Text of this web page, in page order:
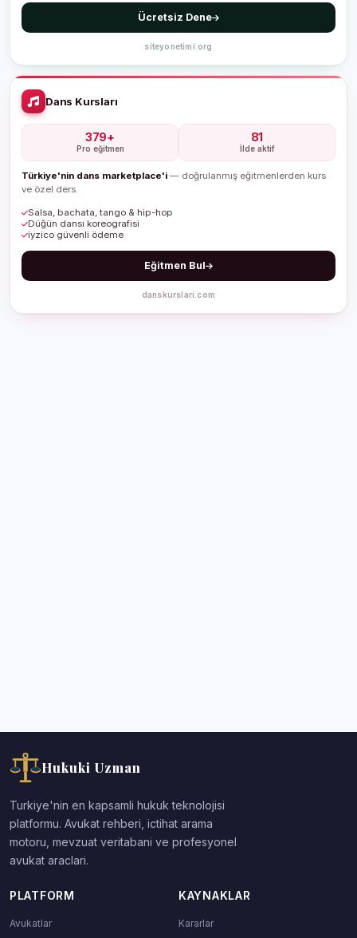
Ücretsiz Dene
siteyonetimi.org
Dans Kursları
379+
Pro eğitmen
81
İlde aktif
Türkiye'nin dans marketplace'i — doğrulanmış eğitmenlerden kurs
ve özel ders.
Salsa, bachata, tango & hip-hop
Düğün dansı koreografisi
iyzico güvenli ödeme
Eğitmen Bul
danskurslari.com
Hukuki Uzman
Turkiye'nin en kapsamli hukuk teknolojisi
platformu. Avukat rehberi, ictihat arama
motoru, mevzuat veritabani ve profesyonel
avukat araclari.
PLATFORM
Avukatlar
KAYNAKLAR
Kararlar